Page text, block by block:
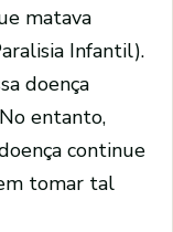
matava
Infantil).
doença
entanto,
continue
tomar tal